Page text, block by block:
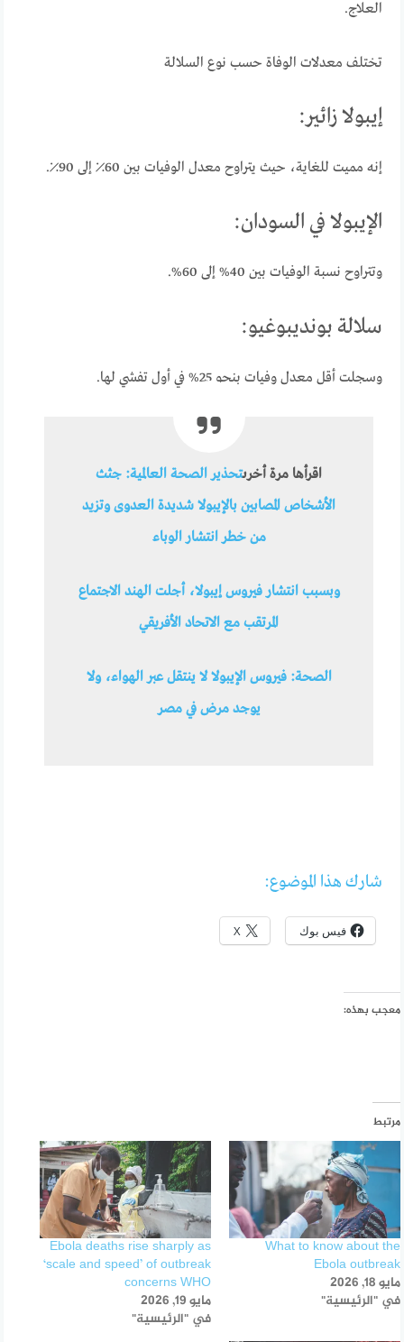
العلاج.
تختلف معدلات الوفاة حسب نوع السلالة
إيبولا زائير:
إنه مميت للغاية، حيث يتراوح معدل الوفيات بين 60٪ إلى 90٪.
الإيبولا في السودان:
وتتراوح نسبة الوفيات بين 40% إلى 60%.
سلالة بونديبوغيو:
وسجلت أقل معدل وفيات بنحو 25% في أول تفشي لها.
اقرأها مرة أخرىتحذير الصحة العالمية: جثث
الأشخاص المصابين بالإيبولا شديدة العدوى وتزيد
من خطر انتشار الوباء
وبسبب انتشار فيروس إيبولا، أجلت الهند الاجتماع
المرتقب مع الاتحاد الأفريقي
الصحة: ​​فيروس الإيبولا لا ينتقل عبر الهواء، ولا
يوجد مرض في مصر
شارك هذا الموضوع:
فيس بوك X
معجب بهذه:
مرتبط
What to know about the
Ebola outbreak
مايو 18, 2026
في "الرئيسية"
Ebola deaths rise sharply as
‘scale and speed’ of outbreak
concerns WHO
مايو 19, 2026
في "الرئيسية"